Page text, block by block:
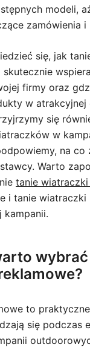
modeli,
zamówienia i
się, jak
firmy oraz
w atrakcyjnej
się
w
na co
Warto
tanie
i tanie wiatraczki
kampanii.
to
się podczas